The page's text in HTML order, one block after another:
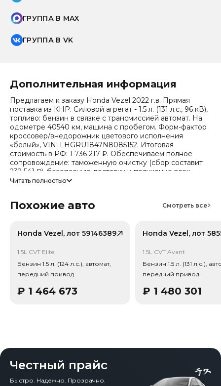
ГРУППА В MAX
ГРУППА В VK
Дополнительная информация
Предлагаем к заказу Honda Vezel 2022 г.в. Прямая
поставка из КНР. Силовой агрегат - 1.5 л. (131 л.с., 96 кВ),
топливо: бензин в связке с трансмиссией автомат. На
одометре 40540 км, машина с пробегом. Форм-фактор
кроссовер/внедорожник цветового исполнения
«белый», VIN: LHGRU1847N8085152. Итоговая
стоимость в РФ: 1 736 217 ₽. Обеспечиваем полное
сопровождение: таможенную очистку (сбор составит
232 541 ₽), безопасную доставку и получение всех
документов.
уточняйте при обращении. Гарантируем полную
рынка (che): текущая цена в КНР 1 077 246 ₽, прогноз
Примечание: прогноз актуален для внутреннего рынка
Тип привода: Передний привод (FWD).
Читать полностью
Похожие авто Смотреть все
Honda Vezel, лот 59146389
1.5L CVT Elite
Бензин 1.5 л. (124 л.с.), автомат,
передний привод
₽ 1 464 673
Honda Vezel, лот
1.5L CVT Avant
Бензин 1.5 л. (131 л.с.),
передний привод
₽ 1 480 301
Честный прайс
Быстро. Надежно. Прозрачно.